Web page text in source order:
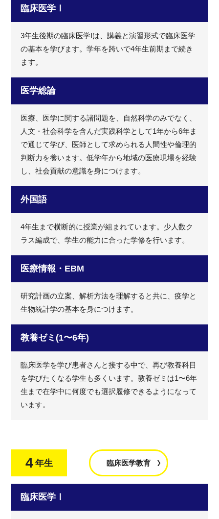
臨床医学Ⅰ
3年生後期の臨床医学Iは、講義と演習形式で臨床医学
の基本を学びます。学年を跨いで4年生前期まで続き
ます。
医学総論
医療、医学に関する諸問題を、自然科学のみでなく、
人文・社会科学を含んだ実践科学として1年から6年ま
で通じて学び、医師として求められる人間性や倫理的
判断力を養います。低学年から地域の医療現場を経験
し、社会貢献の意識を身につけます。
外国語
4年生まで横断的に授業が組まれています。少人数ク
ラス編成で、学生の能力に合った学修を行います。
医療情報・EBM
研究計画の立案、解析方法を理解すると共に、疫学と
生物統計学の基本を身につけます。
教養ゼミ(1〜6年)
臨床医学を学び患者さんと接する中で、再び教養科目
を学びたくなる学生も多くいます。教養ゼミは1〜6年
生まで在学中に何度でも選択履修できるようになって
います。
4 年生 臨床医学教育
臨床医学Ⅰ